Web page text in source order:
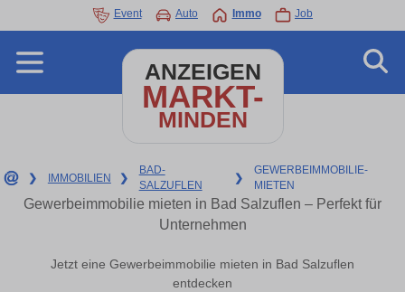
Event Auto Immo Job
ANZEIGEN
MARKT-
MINDEN
❯ IMMOBILIEN ❯
BAD-
SALZUFLEN
❯
GEWERBEIMMOBILIE-
MIETEN
Gewerbeimmobilie mieten in Bad Salzuflen – Perfekt für
Unternehmen
Jetzt eine Gewerbeimmobilie mieten in Bad Salzuflen
entdecken